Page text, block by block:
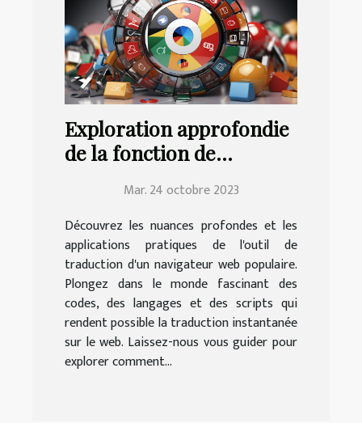
Exploration approfondie
de la fonction de
Chrome | Education.fr
Mar. 24 octobre 2023
Découvrez les nuances profondes et les
applications pratiques de l'outil de
traduction d'un navigateur web populaire.
Plongez dans le monde fascinant des
codes, des langages et des scripts qui
rendent possible la traduction instantanée
sur le web. Laissez-nous vous guider pour
explorer comment...